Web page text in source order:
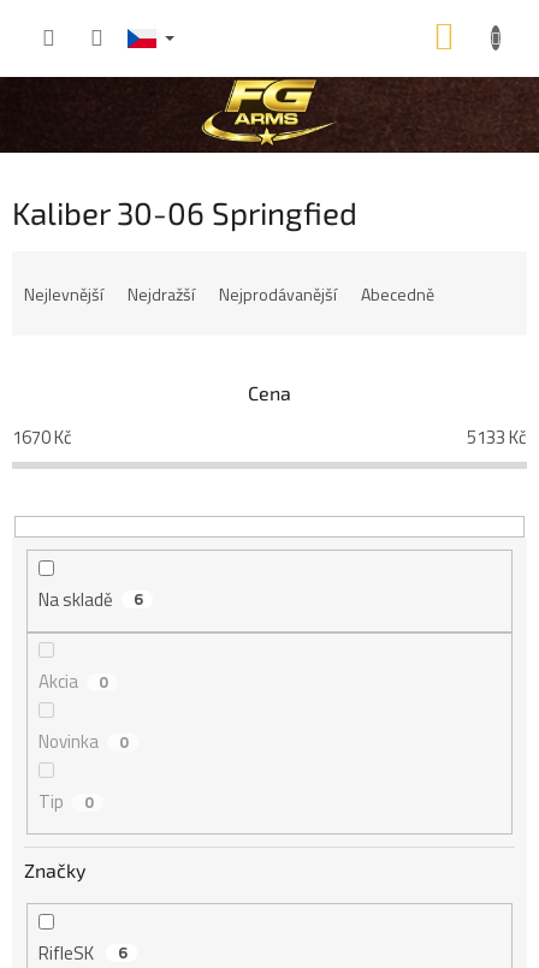
KOŠÍK
Kaliber 30-06 Springfied
r
o
Nejlevnější Nejdražší Nejprodávanější Abecedně
Cena
1670Kč 5133Kč
Na skladě 6
Akcia 0
Novinka 0
Tip 0
Značky
RifleSK 6